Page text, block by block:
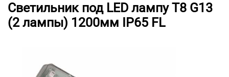
Светильник под LED лампу Т8 G13
(2 лампы) 1200мм IP65 FL